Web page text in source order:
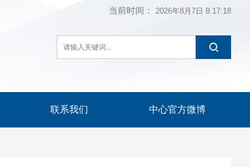
当前时间： 2026年8月7日 8:17:18
联系我们 中心官方微博